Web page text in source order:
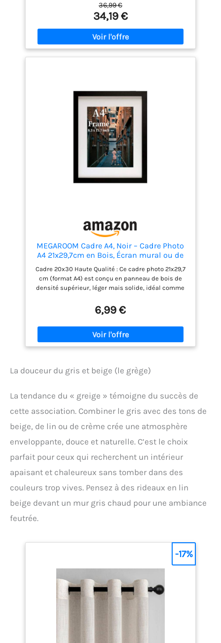
de cadres en noir d'encre est prêt à accueillir deux
photos de 20 x 25 cm, quatre de 13 x 18 cm et quatre
de 10 x 15 cm. Vous pouvez les utiliser ensemble ou
séparément, c’est vous qui choisissez [À accrocher
ou à poser] Montez-les sur n'importe quel mur dans
votre salon, votre chambre ou votre bureau ou
pas la qualité] Pour marquer à jamais vos précieux
souvenirs, ces cadres photo sont faits en MDF et en
plastique résistant pour plus de durabilité et de
sécurité lorsque vous changez les photos dedans
[Ce que vous obtenez] Un lot de 10 cadres photo
doté de protections de face en plastique pour
protéger vos photos, d’attaches en dents de scie
pour les accrocher facilement au mur et de clips
pour changer les photos rapidement
36,99 €
34,19 €
MEGAROOM Cadre A4, Noir – Cadre Photo
A4 21x29,7cm en Bois, Écran mural ou de
bureau, Décoration Salon Chambre
Bureau, Cadre Photo Personnalisé avec
verre acrylique, Style Élégant et Polyvalent
Cadre 20x30 Haute Qualité : Ce cadre photo 21x29,7
cm (format A4) est conçu en panneau de bois de
densité supérieur, léger mais solide, idéal comme
style sobre et élégant Vitre en PMMA Incassable :
Doté d'une vitre en matière organique (Plexiglas),
ce cadre photo original résiste aux chocs et ne se
brise pas, assurant une sécurité optimale, surtout
dans les espaces fréquentés comme le salon ou
ou accroche-cadre, il s’adapte partout – chambre,
parfaitement à la décoration murale salon Finition
Mate & Anti-Empreintes : La surface mate du cadre
noir ou teinte bois offre une touche raffinée, ne
photos, posters ou documents sans reflets gênants
Facile à Installer & Universel : Compatible avec
cadre multi-photo, pele mele photo mural ou cadre
pour puzzle, il accueille facilement photos, affiches,
idéale
6,99 €
La douceur du gris et beige (le grège)
La tendance du « greige » témoigne du succès de
cette association. Combiner le gris avec des tons de
beige, de lin ou de crème crée une atmosphère
enveloppante, douce et naturelle. C’est le choix
parfait pour ceux qui recherchent un intérieur
apaisant et chaleureux sans tomber dans des
couleurs trop vives. Pensez à des rideaux en lin
beige devant un mur gris chaud pour une ambiance
feutrée.
-17%